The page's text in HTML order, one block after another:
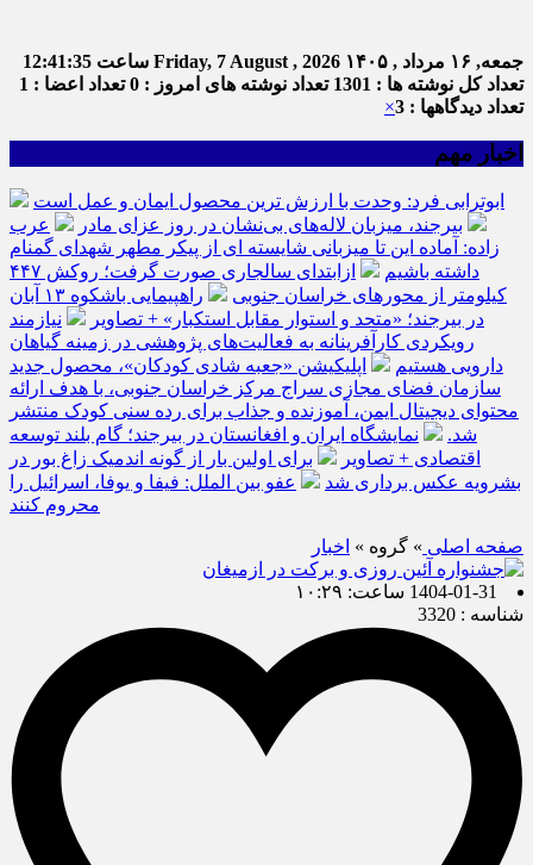
جمعه, ۱۶ مرداد , ۱۴۰۵ Friday, 7 August , 2026 ساعت 12:41:36
تعداد کل نوشته ها : 1301
تعداد نوشته های امروز : 0
تعداد اعضا : 1
تعداد دیدگاهها : 3
×
اخبار مهم
ابوترابی فرد: وحدت با ارزش ترین محصول ایمان و عمل است
بیرجند، میزبان لاله‌های بی‌نشان در روز عزای مادر
عرب
زاده: آماده این تا میزبانی شایسته ای از پیکر مطهر شهدای گمنام
داشته باشیم
ازابتدای سالجاری صورت گرفت؛ روکش ۴۴۷
کیلومتر از محورهای خراسان جنوبی
راهپیمایی باشکوه ۱۳ آبان
در بیرجند؛ «متحد و استوار مقابل استکبار» + تصاویر
نیازمند
رویکردی کارآفرینانه به فعالیت‌های پژوهشی در زمینه گیاهان
دارویی هستیم
اپلیکیشن «جعبه شادی کودکان»، محصول جدید
سازمان فضای مجازی سراج مرکز خراسان جنوبی، با هدف ارائه
محتوای دیجیتال ایمن، آموزنده و جذاب برای رده سنی کودک منتشر
شد.
نمایشگاه ایران و افغانستان در بیرجند؛ گام بلند توسعه
اقتصادی + تصاویر
برای اولین بار از گونه اندمیک زاغ بور در
بشرویه عکس برداری شد
عفو بین الملل: فیفا و یوفا، اسرائیل را
محروم کنند
صفحه اصلی » گروه » اخبار
1404-01-31 ساعت: ۱۰:۲۹
شناسه : 3320